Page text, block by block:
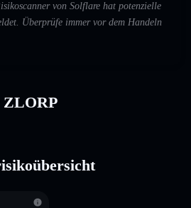
von Solflare hat potenzielle
Überprüfe immer vor dem Handeln